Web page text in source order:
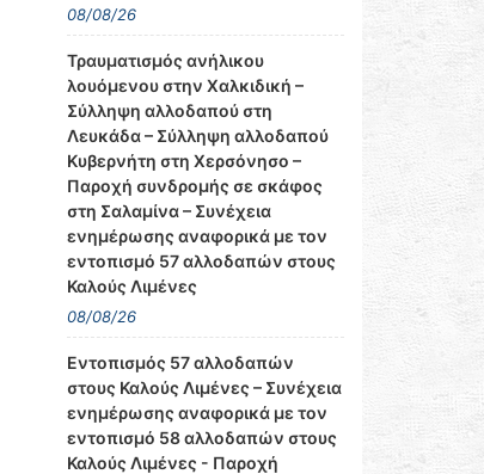
08/08/26
Τραυματισμός ανήλικου
λουόμενου στην Χαλκιδική –
Σύλληψη αλλοδαπού στη
Λευκάδα – Σύλληψη αλλοδαπού
Κυβερνήτη στη Χερσόνησο –
Παροχή συνδρομής σε σκάφος
στη Σαλαμίνα – Συνέχεια
ενημέρωσης αναφορικά με τον
εντοπισμό 57 αλλοδαπών στους
Καλούς Λιμένες
08/08/26
Εντοπισμός 57 αλλοδαπών
στους Καλούς Λιμένες – Συνέχεια
ενημέρωσης αναφορικά με τον
εντοπισμό 58 αλλοδαπών στους
Καλούς Λιμένες - Παροχή